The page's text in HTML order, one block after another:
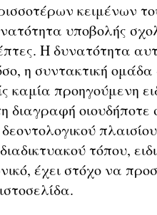
κειμένων
υποβολής
Η δυνατότητα
η συντακτική
καμία προηγούμενη
διαγραφή οιουδήποτε
δεοντολογικού
τόπου,
έχει στόχο να